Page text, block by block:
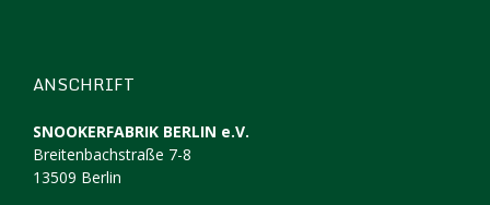
ANSCHRIFT
SNOOKERFABRIK BERLIN e.V.
Breitenbachstraße 7-8
13509 Berlin